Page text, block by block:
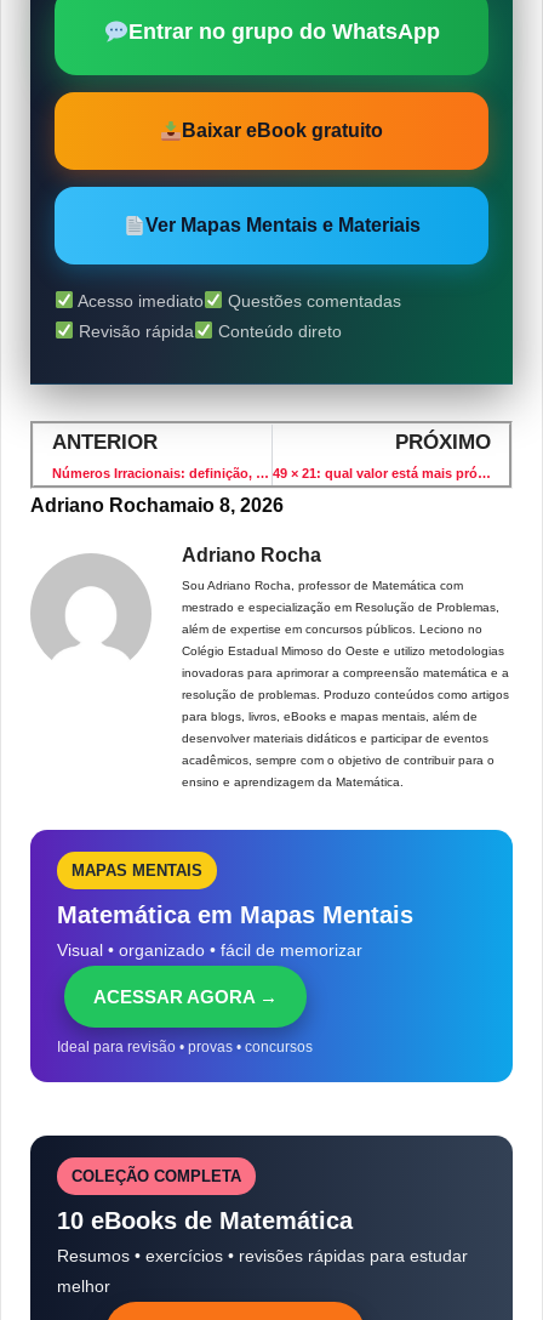
Entrar no grupo do WhatsApp
Baixar eBook gratuito
Ver Mapas Mentais e Materiais
Acesso imediato
Questões comentadas
Revisão rápida
Conteúdo direto
ANTERIOR
Números Irracionais: definição, exemplos e exercícios resolvidos
PRÓXIMO
49 × 21: qual valor está mais próximo sem fazer conta completa?
Adriano Rochamaio 8, 2026
Adriano Rocha
Sou Adriano Rocha, professor de Matemática com
mestrado e especialização em Resolução de Problemas,
além de expertise em concursos públicos. Leciono no
Colégio Estadual Mimoso do Oeste e utilizo metodologias
inovadoras para aprimorar a compreensão matemática e a
resolução de problemas. Produzo conteúdos como artigos
para blogs, livros, eBooks e mapas mentais, além de
desenvolver materiais didáticos e participar de eventos
acadêmicos, sempre com o objetivo de contribuir para o
ensino e aprendizagem da Matemática.
MAPAS MENTAIS
Matemática em Mapas Mentais
Visual • organizado • fácil de memorizar
ACESSAR AGORA →
Ideal para revisão • provas • concursos
COLEÇÃO COMPLETA
10 eBooks de Matemática
Resumos • exercícios • revisões rápidas para estudar
melhor